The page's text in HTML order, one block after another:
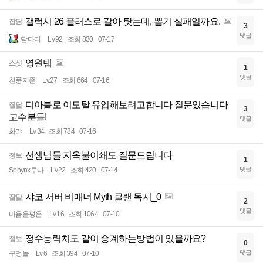
잡담 갤럭시 26 플러스로 갈아 탓는데, 뽑기 실패일까요.
담다디 Lv.92 조회 830 07-17
3
댓글
스샷 영원템
천풍지존 Lv.27 조회 664 07-16
1
댓글
질답 디아블로 이모탈 유입해보려고합니다 질문있습니다
고수분들!
화랴 Lv.34 조회 784 07-16
3
댓글
정보 선생님들 지옥불이쇄도 질문드립니다
Sphynx루나 Lv.22 조회 420 07-14
1
댓글
잡담 샤코 서버 비매너 Myth 클랜 독시_0
마음을평온 Lv.16 조회 1064 07-10
2
댓글
정보 정수능력치도 같이 승계하는방법이 있을까요?
구멍돌 Lv.6 조회 394 07-10
0
댓글